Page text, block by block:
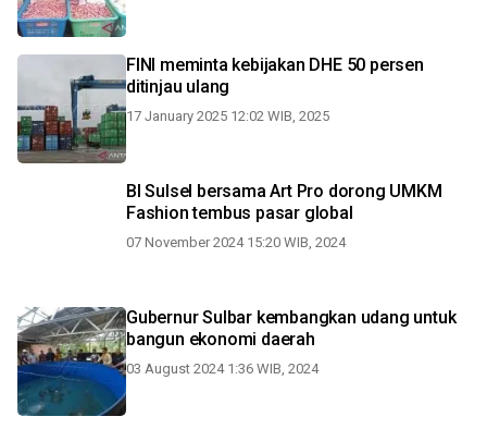
FINI meminta kebijakan DHE 50 persen
ditinjau ulang
17 January 2025 12:02 WIB, 2025
BI Sulsel bersama Art Pro dorong UMKM
Fashion tembus pasar global
07 November 2024 15:20 WIB, 2024
Gubernur Sulbar kembangkan udang untuk
bangun ekonomi daerah
03 August 2024 1:36 WIB, 2024